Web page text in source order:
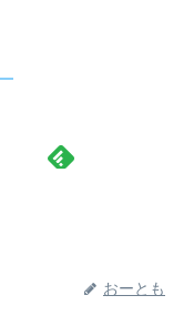
おーとも